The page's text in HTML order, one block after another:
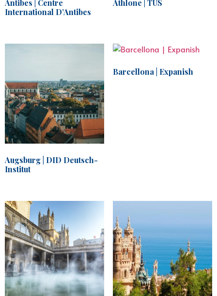
Antibes | Centre
International D’Antibes
Athlone | TUS
Augsburg | DID Deutsch-
Institut
Barcellona | Expanish